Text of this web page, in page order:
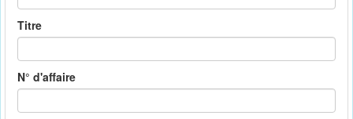
Titre
N° d'affaire